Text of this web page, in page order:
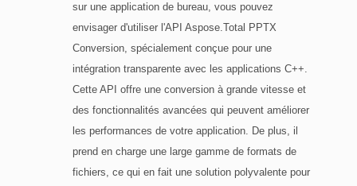
sur une application de bureau, vous pouvez
envisager d'utiliser l'API Aspose.Total PPTX
Conversion, spécialement conçue pour une
intégration transparente avec les applications C++.
Cette API offre une conversion à grande vitesse et
des fonctionnalités avancées qui peuvent améliorer
les performances de votre application. De plus, il
prend en charge une large gamme de formats de
fichiers, ce qui en fait une solution polyvalente pour